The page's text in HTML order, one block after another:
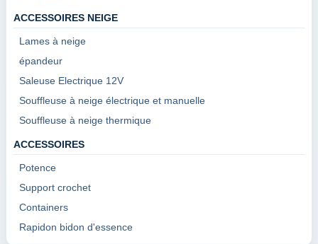
ACCESSOIRES NEIGE
Lames à neige
épandeur
Saleuse Electrique 12V
Souffleuse à neige électrique et manuelle
Souffleuse à neige thermique
ACCESSOIRES
Potence
Support crochet
Containers
Rapidon bidon d'essence